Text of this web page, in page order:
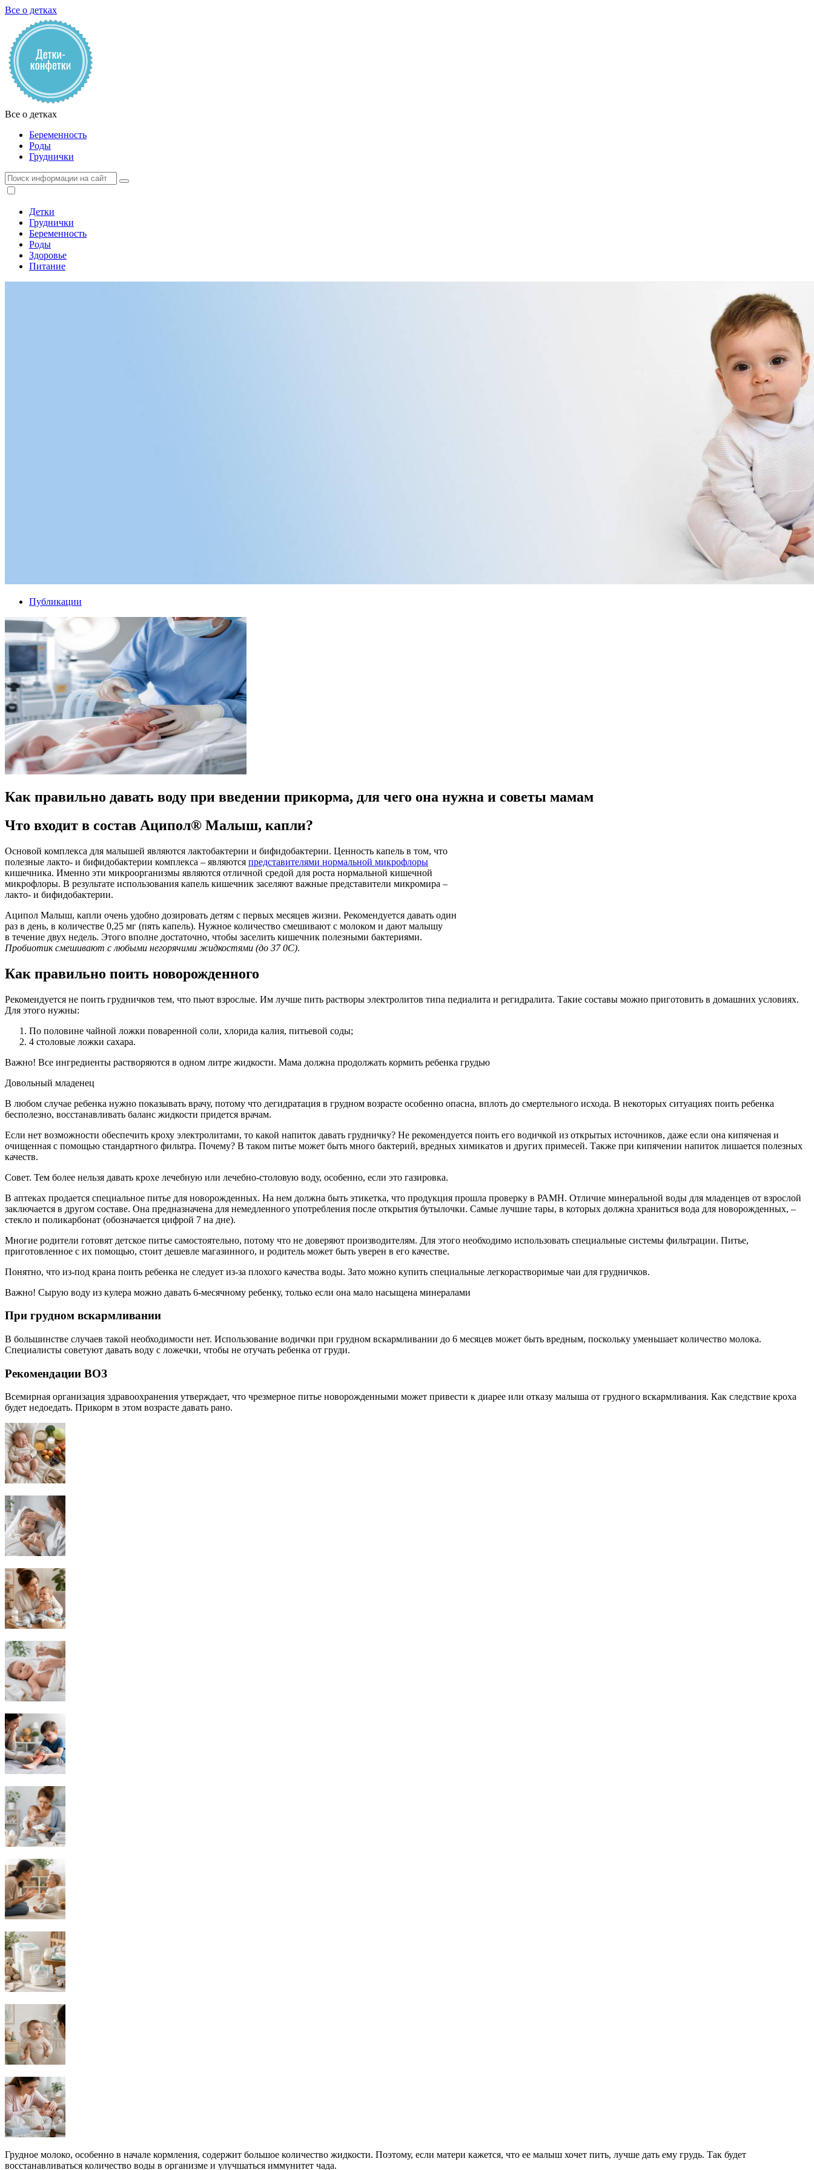
Все о детках
Все о детках
Беременность
Роды
Груднички
Детки
Груднички
Беременность
Роды
Здоровье
Питание
Публикации
Как правильно давать воду при введении прикорма, для чего она нужна и советы мамам
Что входит в состав Аципол® Малыш, капли?
Основой комплекса для малышей являются лактобактерии и бифидобактерии. Ценность капель в том, что
полезные лакто- и бифидобактерии комплекса – являются представителями нормальной микрофлоры
кишечника. Именно эти микроорганизмы являются отличной средой для роста нормальной кишечной
микрофлоры. В результате использования капель кишечник заселяют важные представители микромира –
лакто- и бифидобактерии.
Аципол Малыш, капли очень удобно дозировать детям с первых месяцев жизни. Рекомендуется давать один
раз в день, в количестве 0,25 мг (пять капель). Нужное количество смешивают с молоком и дают малышу
в течение двух недель. Этого вполне достаточно, чтобы заселить кишечник полезными бактериями.
Пробиотик смешивают с любыми негорячими жидкостями (до 37 0С).
Как правильно поить новорожденного
Рекомендуется не поить грудничков тем, что пьют взрослые. Им лучше пить растворы электролитов типа педиалита и регидралита. Такие составы можно приготовить в домашних условиях.
Для этого нужны:
По половине чайной ложки поваренной соли, хлорида калия, питьевой соды;
4 столовые ложки сахара.
Важно! Все ингредиенты растворяются в одном литре жидкости. Мама должна продолжать кормить ребенка грудью
Довольный младенец
В любом случае ребенка нужно показывать врачу, потому что дегидратация в грудном возрасте особенно опасна, вплоть до смертельного исхода. В некоторых ситуациях поить ребенка
бесполезно, восстанавливать баланс жидкости придется врачам.
Если нет возможности обеспечить кроху электролитами, то какой напиток давать грудничку? Не рекомендуется поить его водичкой из открытых источников, даже если она кипяченая и
очищенная с помощью стандартного фильтра. Почему? В таком питье может быть много бактерий, вредных химикатов и других примесей. Также при кипячении напиток лишается полезных
качеств.
Совет. Тем более нельзя давать крохе лечебную или лечебно-столовую воду, особенно, если это газировка.
В аптеках продается специальное питье для новорожденных. На нем должна быть этикетка, что продукция прошла проверку в РАМН. Отличие минеральной воды для младенцев от взрослой
заключается в другом составе. Она предназначена для немедленного употребления после открытия бутылочки. Самые лучшие тары, в которых должна храниться вода для новорожденных, –
стекло и поликарбонат (обозначается цифрой 7 на дне).
Многие родители готовят детское питье самостоятельно, потому что не доверяют производителям. Для этого необходимо использовать специальные системы фильтрации. Питье,
приготовленное с их помощью, стоит дешевле магазинного, и родитель может быть уверен в его качестве.
Понятно, что из-под крана поить ребенка не следует из-за плохого качества воды. Зато можно купить специальные легкорастворимые чаи для грудничков.
Важно! Сырую воду из кулера можно давать 6-месячному ребенку, только если она мало насыщена минералами
При грудном вскармливании
В большинстве случаев такой необходимости нет. Использование водички при грудном вскармливании до 6 месяцев может быть вредным, поскольку уменьшает количество молока.
Специалисты советуют давать воду с ложечки, чтобы не отучать ребенка от груди.
Рекомендации ВОЗ
Всемирная организация здравоохранения утверждает, что чрезмерное питье новорожденными может привести к диарее или отказу малыша от грудного вскармливания. Как следствие кроха
будет недоедать. Прикорм в этом возрасте давать рано.
Грудное молоко, особенно в начале кормления, содержит большое количество жидкости. Поэтому, если матери кажется, что ее малыш хочет пить, лучше дать ему грудь. Так будет
восстанавливаться количество воды в организме и улучшаться иммунитет чада.